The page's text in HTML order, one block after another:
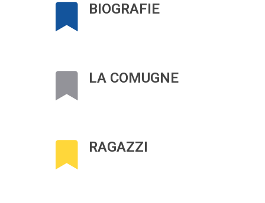
BIOGRAFIE
LA COMUGNE
RAGAZZI